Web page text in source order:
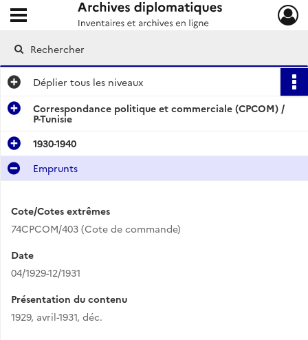
Archives diplomatiques
Ouvrir le menu déroulant
Déplier tous les niveaux
Correspondance politique et commerciale (CPCOM) /
P-Tunisie
1930-1940
Emprunts
Cote/Cotes extrêmes
74CPCOM/403 (Cote de commande)
Date
04/1929-12/1931
Présentation du contenu
1929, avril-1931, déc.